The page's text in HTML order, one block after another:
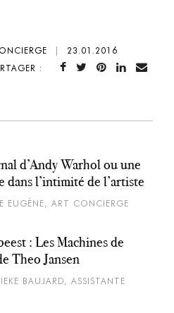
23.01.2016
:
d’Andy Warhol ou une
dans l’intimité de l’artiste
EUGÈNE, ART CONCIERGE
: Les Machines de
Theo Jansen
BAUJARD, ASSISTANTE